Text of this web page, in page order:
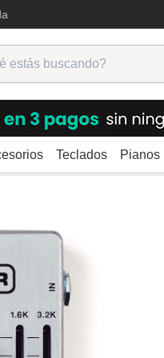
Teclados Pianos
Ecualizador MXR M109S